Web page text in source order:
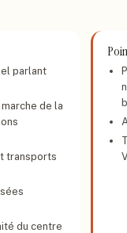
parlant
de la
transports
du centre